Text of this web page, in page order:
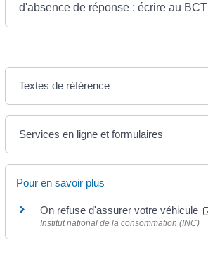
d'absence de réponse : écrire au BCT
Textes de référence
Services en ligne et formulaires
Pour en savoir plus
On refuse d'assurer votre véhicule
Institut national de la consommation (INC)